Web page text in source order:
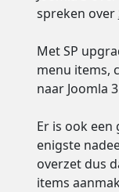
spreken over
Met SP
menu items,
naar Joomla
Er is ook
enigste
overzet dus
items